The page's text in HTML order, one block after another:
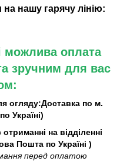
нашу гарячу лінію:
можлива оплата
зручним для вас
огляду:Доставка по м.
Україні)
на відділенні
Пошта по Україні )
перед оплатою